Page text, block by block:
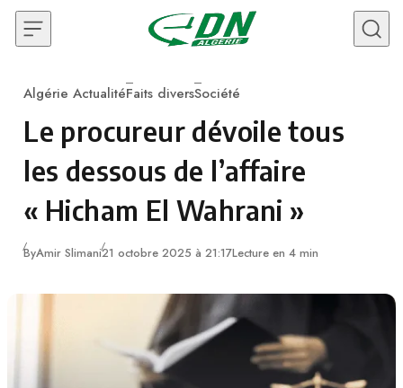
Skip to content
Category
Algérie ActualitéFaits diversSociété
Le procureur dévoile tous
les dessous de l’affaire
« Hicham El Wahrani »
ByAmir Slimani21 octobre 2025 à 21:17Lecture en 4 min